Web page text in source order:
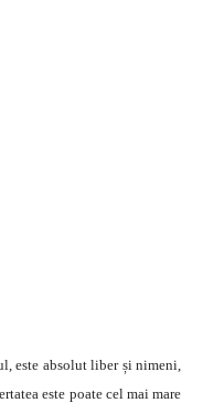
este absolut liber și nimeni,
este poate cel mai mare